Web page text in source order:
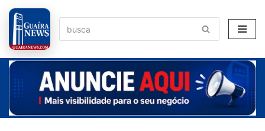
Pular
para
o
conteúdo